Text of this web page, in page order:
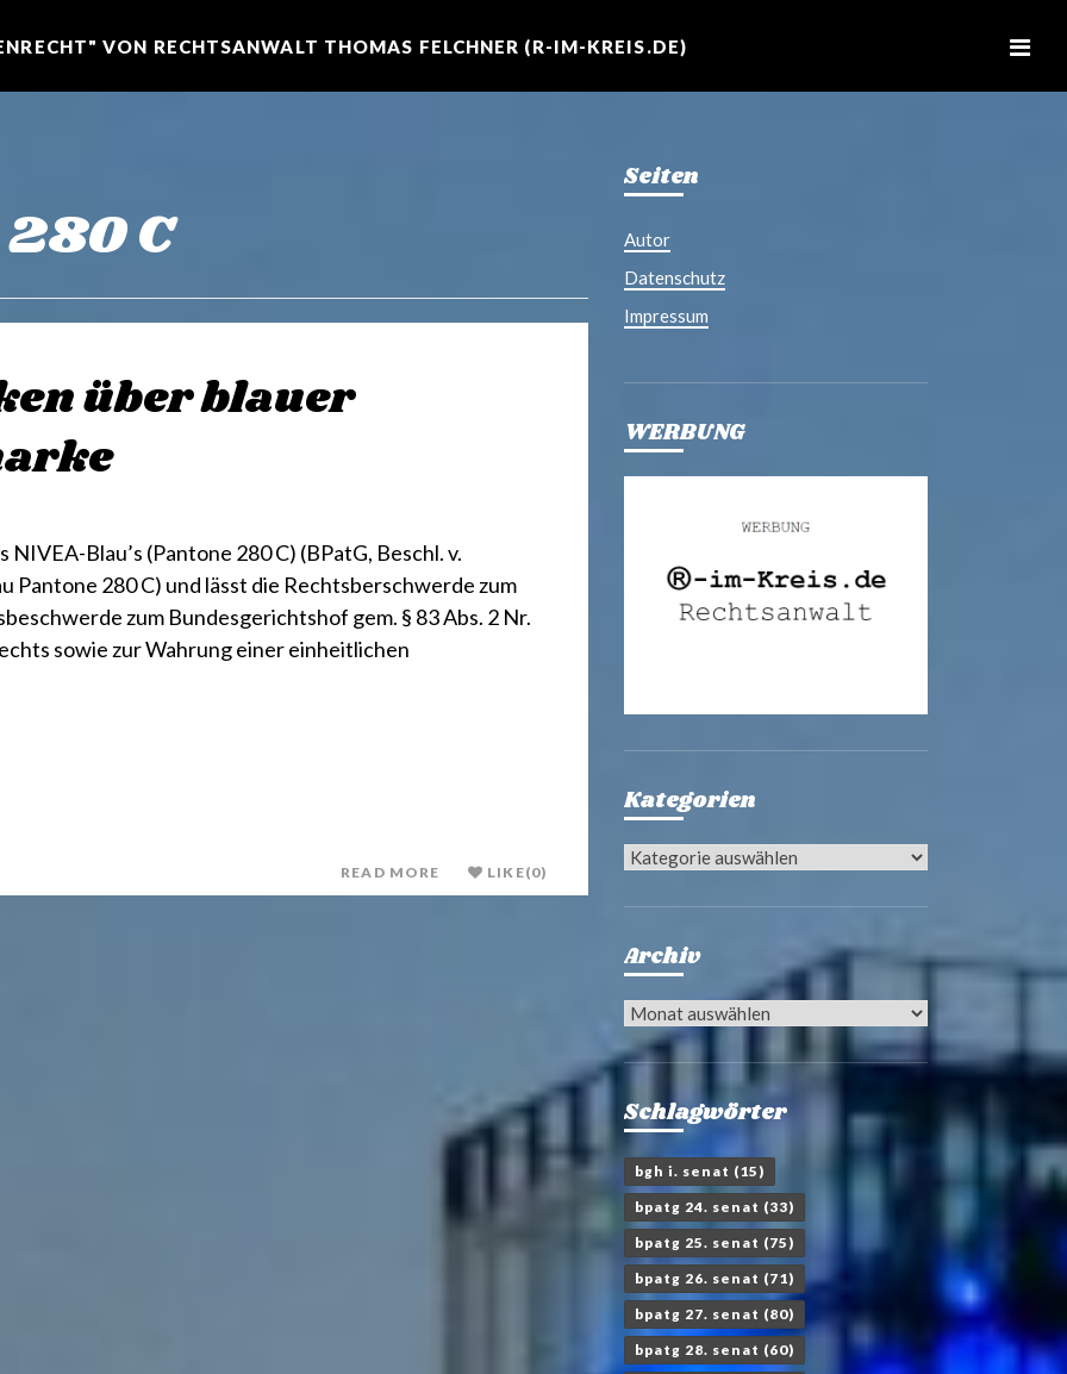
VON RECHTSANWALT THOMAS FELCHNER (R-IM-KREIS.DE)
C
über blauer
Blau’s (Pantone 280 C) (BPatG, Beschl. v.
Pantone 280 C) und lässt die Rechtsberschwerde zum
zum Bundesgerichtshof gem. § 83 Abs. 2 Nr.
sowie zur Wahrung einer einheitlichen
READ MORE LIKE(0)
Seiten
Autor
Datenschutz
Impressum
WERBUNG
Kategorien
Kategorien
Archiv
Archiv
Schlagwörter
bgh i. senat (15)
bpatg 24. senat (33)
bpatg 25. senat (75)
bpatg 26. senat (71)
bpatg 27. senat (80)
bpatg 28. senat (60)